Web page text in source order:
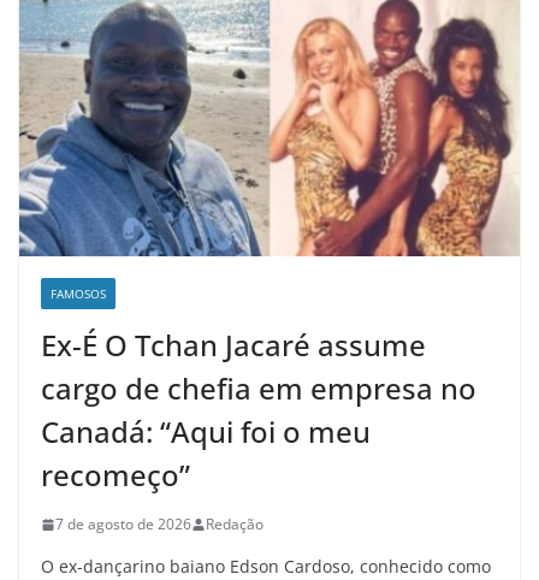
FAMOSOS
Ex-É O Tchan Jacaré assume
cargo de chefia em empresa no
Canadá: “Aqui foi o meu
recomeço”
7 de agosto de 2026 Redação
O ex-dançarino baiano Edson Cardoso, conhecido como